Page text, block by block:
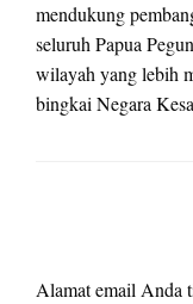
mendukung
seluruh Papua
wilayah yang lebih
bingkai Negara
Alamat email Anda